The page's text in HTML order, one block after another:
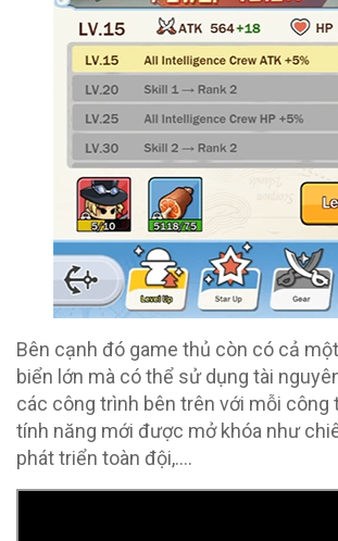
Bên cạnh đó game thủ còn có cả
biển lớn mà có thể sử dụng tài
các công trình bên trên với mỗi công
tính năng mới được mở khóa như
phát triển toàn đội,….